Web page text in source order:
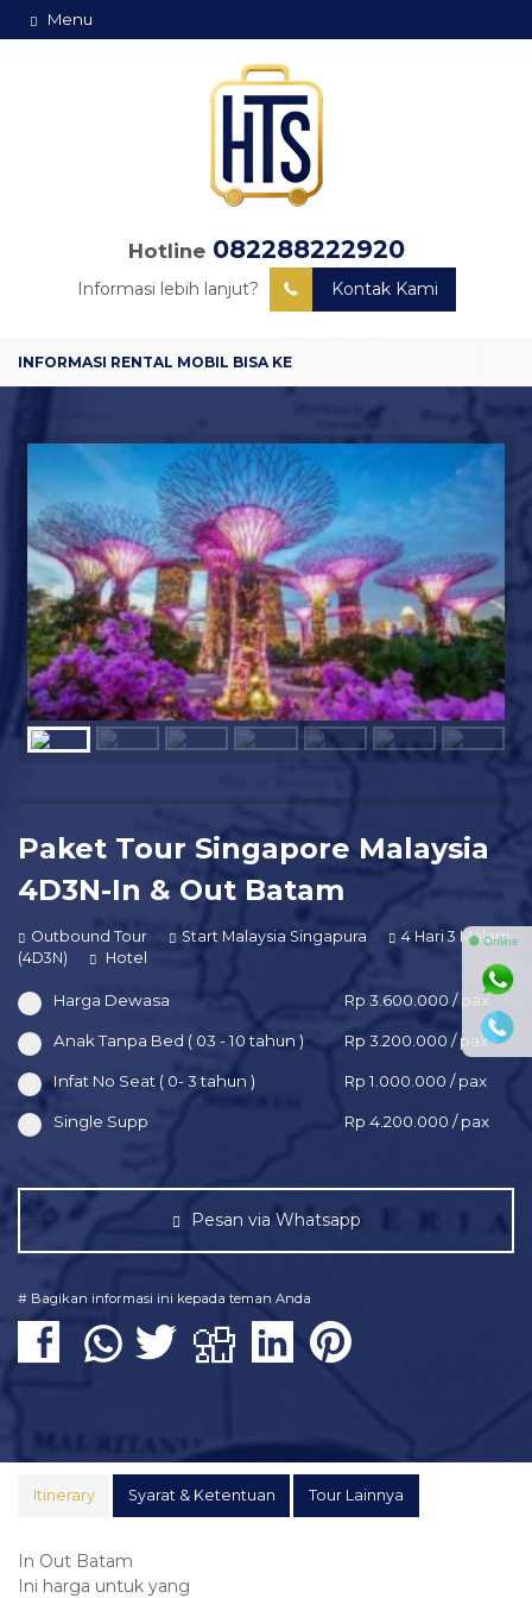
Menu
Hotline 082288222920
Informasi lebih lanjut? Kontak Kami
Paket Tour Singapore Malaysia
4D3N-In & Out Batam
Outbound Tour Start Malaysia Singapura
4 Hari 3 Malam
(4D3N)
Hotel
Harga Dewasa Rp 3.600.000 / pax
Anak Tanpa Bed ( 03 - 10 tahun ) Rp 3.200.000 / pax
Infat No Seat ( 0- 3 tahun ) Rp 1.000.000 / pax
Single Supp Rp 4.200.000 / pax
Pesan via Whatsapp
# Bagikan informasi ini kepada teman Anda
Itinerary Syarat & Ketentuan Tour Lainnya
In Out Batam
Ini harga untuk yang
⚫ Online